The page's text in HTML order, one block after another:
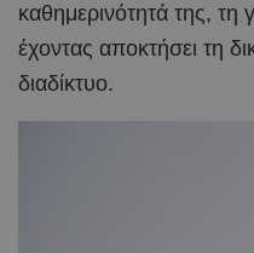
καθημερινότητά της, τη
έχοντας αποκτήσει τη
διαδίκτυο.